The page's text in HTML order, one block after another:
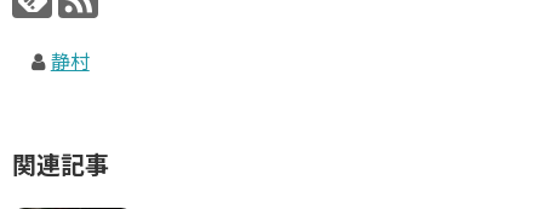
静村
関連記事